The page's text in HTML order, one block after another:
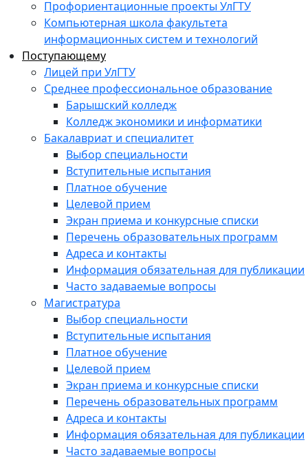
Профориентационные проекты УлГТУ
Компьютерная школа факультета
информационных систем и технологий
Поступающему
Лицей при УлГТУ
Среднее профессиональное образование
Барышский колледж
Колледж экономики и информатики
Бакалавриат и специалитет
Выбор специальности
Вступительные испытания
Платное обучение
Целевой прием
Экран приема и конкурсные списки
Перечень образовательных программ
Адреса и контакты
Информация обязательная для публикации
Часто задаваемые вопросы
Магистратура
Выбор специальности
Вступительные испытания
Платное обучение
Целевой прием
Экран приема и конкурсные списки
Перечень образовательных программ
Адреса и контакты
Информация обязательная для публикации
Часто задаваемые вопросы